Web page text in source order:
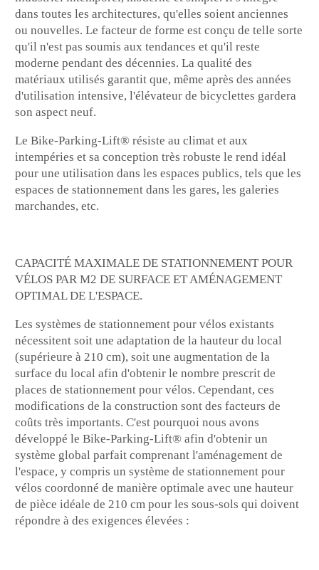
dans toutes les architectures, qu'elles soient anciennes
ou nouvelles. Le facteur de forme est conçu de telle sorte
qu'il n'est pas soumis aux tendances et qu'il reste
moderne pendant des décennies. La qualité des
matériaux utilisés garantit que, même après des années
d'utilisation intensive, l'élévateur de bicyclettes gardera
son aspect neuf.
Le Bike-Parking-Lift® résiste au climat et aux
intempéries et sa conception très robuste le rend idéal
pour une utilisation dans les espaces publics, tels que les
espaces de stationnement dans les gares, les galeries
marchandes, etc.
CAPACITÉ MAXIMALE DE STATIONNEMENT POUR
VÉLOS PAR M2 DE SURFACE ET AMÉNAGEMENT
OPTIMAL DE L'ESPACE.
Les systèmes de stationnement pour vélos existants
nécessitent soit une adaptation de la hauteur du local
(supérieure à 210 cm), soit une augmentation de la
surface du local afin d'obtenir le nombre prescrit de
places de stationnement pour vélos. Cependant, ces
modifications de la construction sont des facteurs de
coûts très importants. C'est pourquoi nous avons
développé le Bike-Parking-Lift® afin d'obtenir un
système global parfait comprenant l'aménagement de
l'espace, y compris un système de stationnement pour
vélos coordonné de manière optimale avec une hauteur
de pièce idéale de 210 cm pour les sous-sols qui doivent
répondre à des exigences élevées :